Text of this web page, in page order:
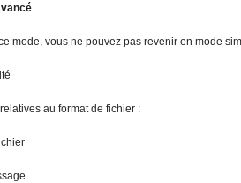
.
mode, vous ne pouvez pas revenir en mode
au format de fichier :